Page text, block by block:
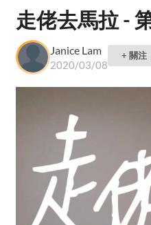
走佬去馬拉 -
Janice Lam
2020/03/08
+ 關注